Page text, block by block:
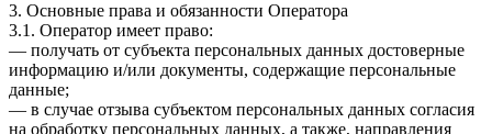
3. Основные права и обязанности Оператора
3.1. Оператор имеет право:
— получать от субъекта персональных данных достоверные
информацию и/или документы, содержащие персональные
данные;
— в случае отзыва субъектом персональных данных согласия
на обработку персональных данных, а также, направления